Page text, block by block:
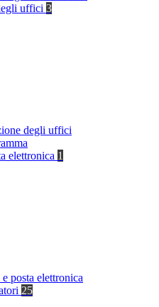
uffici 3
degli uffici
elettronica 1
posta elettronica
25